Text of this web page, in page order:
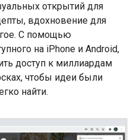
открытий для
вдохновение для
С помощью
на iPhone и Android,
доступ к миллиардам
чтобы идеи были
найти.